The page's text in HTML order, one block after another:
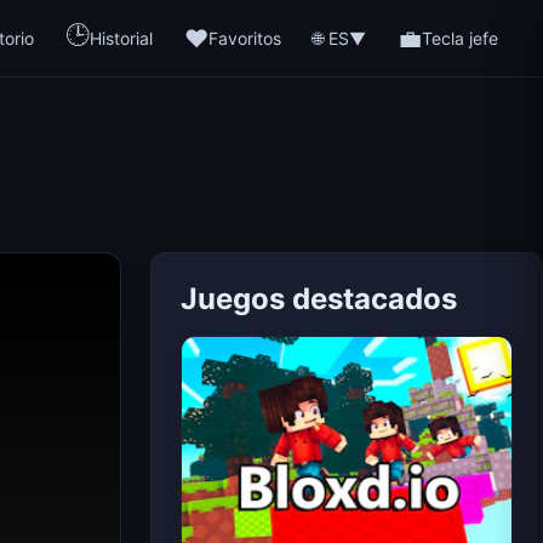
🕒Historial ❤️Favoritos 🌐 ES▼ 💼Tecla jefe
Juegos destacados